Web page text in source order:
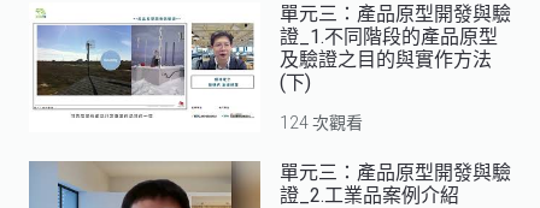
單元三：產品原型開發與驗
證_1.不同階段的產品原型
及驗證之目的與實作方法
(下)
124 次觀看
單元三：產品原型開發與驗
證_2.工業品案例介紹